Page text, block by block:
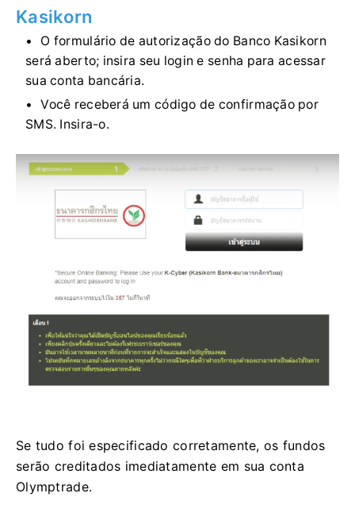
Kasikorn
O formulário de autorização do Banco Kasikorn
será aberto; insira seu login e senha para acessar
sua conta bancária.
Você receberá um código de confirmação por
SMS. Insira-o.
Se tudo foi especificado corretamente, os fundos
serão creditados imediatamente em sua conta
Olymptrade.